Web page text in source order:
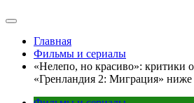
Главная
Фильмы и сериалы
«Нелепо, но красиво»: критики
«Гренландия 2: Миграция» ниже